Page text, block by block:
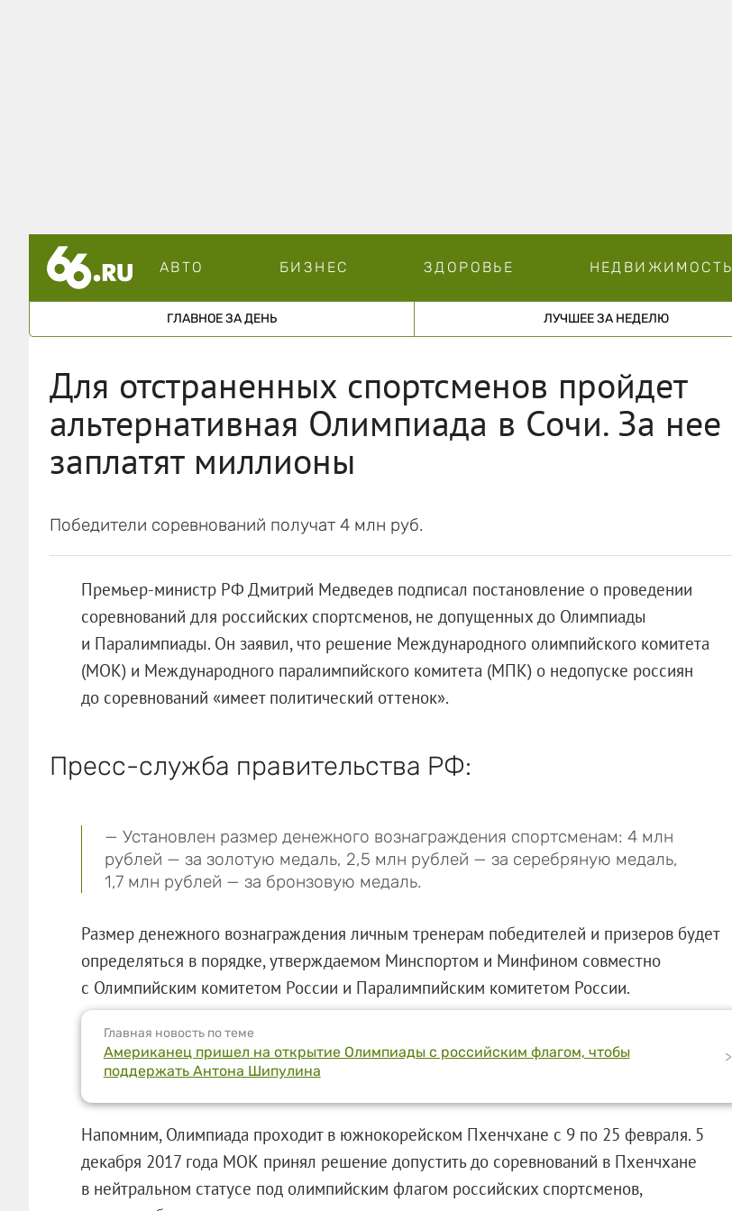
АВТО БИЗНЕС ЗДОРОВЬЕ НЕДВИЖИМОСТЬ
ГЛАВНОЕ ЗА ДЕНЬ ЛУЧШЕЕ ЗА НЕДЕЛЮ
Для отстраненных спортсменов пройдет
альтернативная Олимпиада в Сочи. За нее
заплатят миллионы
Победители соревнований получат 4 млн руб.
Премьер-министр РФ Дмитрий Медведев подписал постановление о проведении
соревнований для российских спортсменов, не допущенных до Олимпиады
и Паралимпиады. Он заявил, что решение Международного олимпийского комитета
(МОК) и Международного паралимпийского комитета (МПК) о недопуске россиян
до соревнований «имеет политический оттенок».
Пресс-служба правительства РФ:
— Установлен размер денежного вознаграждения спортсменам: 4 млн
рублей — за золотую медаль, 2,5 млн рублей — за серебряную медаль,
1,7 млн рублей — за бронзовую медаль.
Размер денежного вознаграждения личным тренерам победителей и призеров будет
определяться в порядке, утверждаемом Минспортом и Минфином совместно
с Олимпийским комитетом России и Паралимпийским комитетом России.
Главная новость по теме
Американец пришел на открытие Олимпиады с российским флагом, чтобы
поддержать Антона Шипулина
>
Напомним, Олимпиада проходит в южнокорейском Пхенчхане с 9 по 25 февраля. 5
декабря 2017 года МОК принял решение допустить до соревнований в Пхенчхане
в нейтральном статусе под олимпийским флагом российских спортсменов,